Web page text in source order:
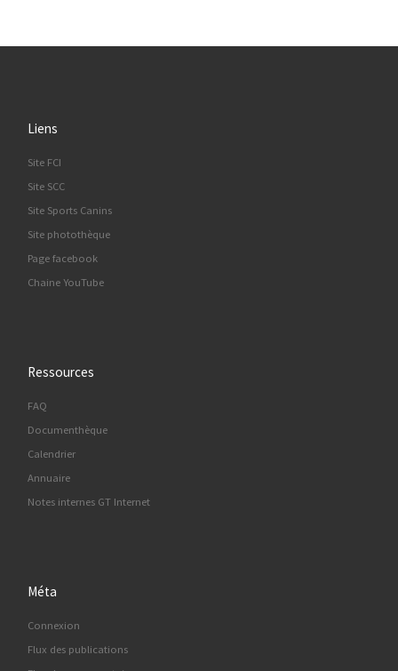
Liens
Site FCI
Site SCC
Site Sports Canins
Site photothèque
Page facebook
Chaine YouTube
Ressources
FAQ
Documenthèque
Calendrier
Annuaire
Notes internes GT Internet
Méta
Connexion
Flux des publications